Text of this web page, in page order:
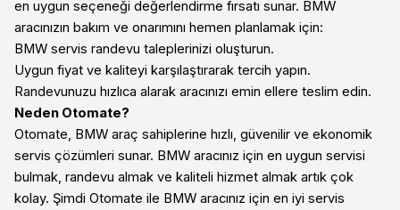
en uygun seçeneği değerlendirme fırsatı sunar. BMW
aracınızın bakım ve onarımını hemen planlamak için:
BMW servis randevu taleplerinizi oluşturun.
Uygun fiyat ve kaliteyi karşılaştırarak tercih yapın.
Randevunuzu hızlıca alarak aracınızı emin ellere teslim edin.
Neden Otomate?
Otomate, BMW araç sahiplerine hızlı, güvenilir ve ekonomik
servis çözümleri sunar. BMW aracınız için en uygun servisi
bulmak, randevu almak ve kaliteli hizmet almak artık çok
kolay. Şimdi Otomate ile BMW aracınız için en iyi servis